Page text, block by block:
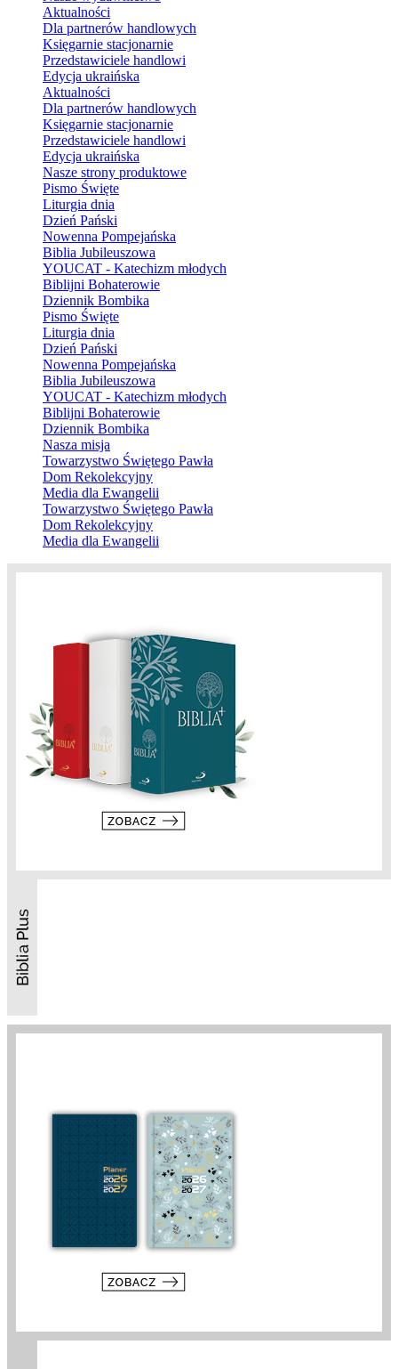
Aktualności
Dla partnerów handlowych
Księgarnie stacjonarnie
Przedstawiciele handlowi
Edycja ukraińska
Aktualności
Dla partnerów handlowych
Księgarnie stacjonarnie
Przedstawiciele handlowi
Edycja ukraińska
Nasze strony produktowe
Pismo Święte
Liturgia dnia
Dzień Pański
Nowenna Pompejańska
Biblia Jubileuszowa
YOUCAT - Katechizm młodych
Biblijni Bohaterowie
Dziennik Bombika
Pismo Święte
Liturgia dnia
Dzień Pański
Nowenna Pompejańska
Biblia Jubileuszowa
YOUCAT - Katechizm młodych
Biblijni Bohaterowie
Dziennik Bombika
Nasza misja
Towarzystwo Świętego Pawła
Dom Rekolekcyjny
Media dla Ewangelii
Towarzystwo Świętego Pawła
Dom Rekolekcyjny
Media dla Ewangelii